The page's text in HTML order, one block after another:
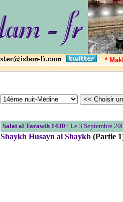
*
Salat al Tarawih 1430 : Le 3 Septembre
Shaykh Husayn al Shaykh (Partie